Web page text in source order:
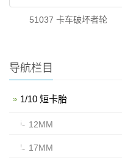
51037 卡车破坏者轮
导航栏目
1/10 短卡胎
12MM
17MM